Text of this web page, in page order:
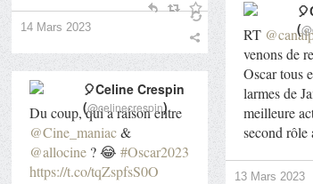
14 Mars 2023 RT
venons de
Oscar tous
larmes de
meilleure
second
(
13 Mars 2023
Du coup, qui a raison entre
@Cine_maniac&
@allocine ? 😂 #Oscar2023
https://t.co/tqZspfsS0O
🎈Celine Crespin
(@celinecrespin)